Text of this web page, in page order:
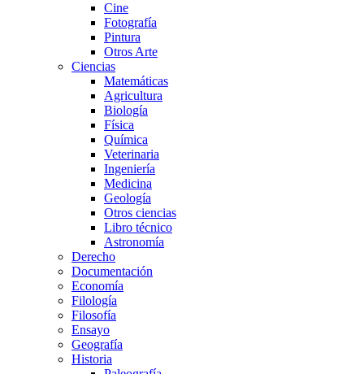
Cine
Fotografía
Pintura
Otros Arte
Ciencias
Matemáticas
Agricultura
Biología
Física
Química
Veterinaria
Ingeniería
Medicina
Geología
Otros ciencias
Libro técnico
Astronomía
Derecho
Documentación
Economía
Filología
Filosofía
Ensayo
Geografía
Historia